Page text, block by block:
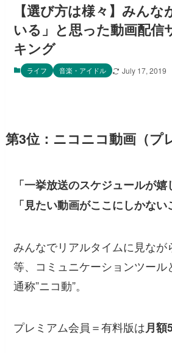
【選び方は様々】みんな
いる」と思った動画配信
キング
ライフ 音楽・アイドル July 17, 2019
第3位：ニコニコ動画（プ
「一挙放送のスケジュールが嬉
「見たい動画がここにしかない
みんなでリアルタイムに見なが
等、コミュニケーションツール
通称”ニコ動”。
プレミアム会員＝有料版は月額